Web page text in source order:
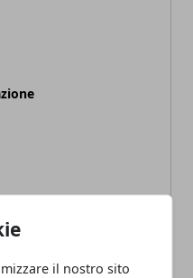
il nostro sito